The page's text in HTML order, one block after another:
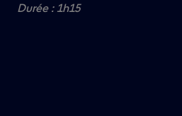
Durée : 1h15